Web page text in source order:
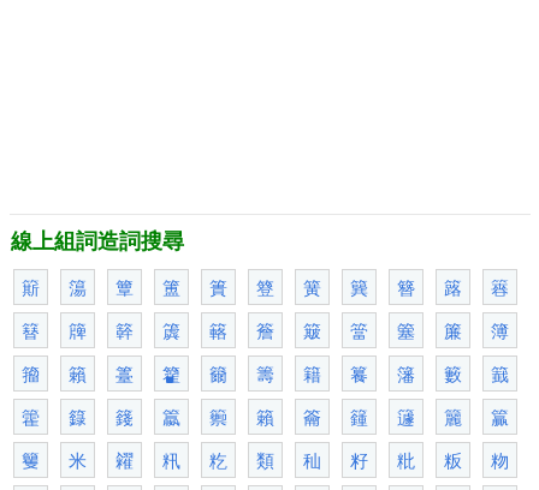
線上組詞造詞搜尋
簛
簜 簟 簠 簣 簦 簧 簨 簪 簬
簭
簮
簰 簳 簴 簵 簷 簸 簹 簺 簾
簿
籀
籟 籉 籊 籋 籌 籍 籑 籓 籔
籖
籗
籙 籛 籝 籞 籟 籥 籦 籧 籭
籯
籰
米 糴 籸 籺 類 秈 籽 粃 粄
粅